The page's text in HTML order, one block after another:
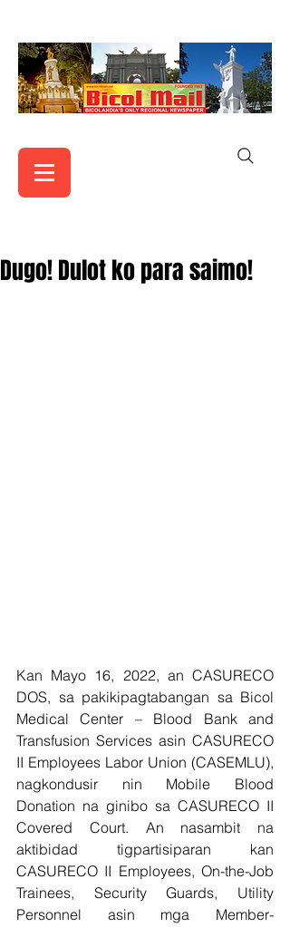
Dugo! Dulot ko para saimo!
Kan Mayo 16, 2022, an CASURECO
DOS, sa pakikipagtabangan sa Bicol
Medical Center – Blood Bank and
Transfusion Services asin CASURECO
II Employees Labor Union (CASEMLU),
nagkondusir nin Mobile Blood
Donation na ginibo sa CASURECO II
Covered Court. An nasambit na
aktibidad tigpartisiparan kan
CASURECO II Employees, On-the-Job
Trainees, Security Guards, Utility
Personnel asin mga Member-